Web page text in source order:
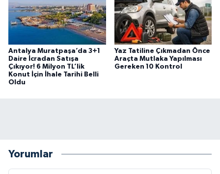
Antalya Muratpaşa’da 3+1
Daire İcradan Satışa
Çıkıyor! 6 Milyon TL’lik
Konut İçin İhale Tarihi Belli
Oldu
Yaz Tatiline Çıkmadan Önce
Araçta Mutlaka Yapılması
Gereken 10 Kontrol
Yorumlar